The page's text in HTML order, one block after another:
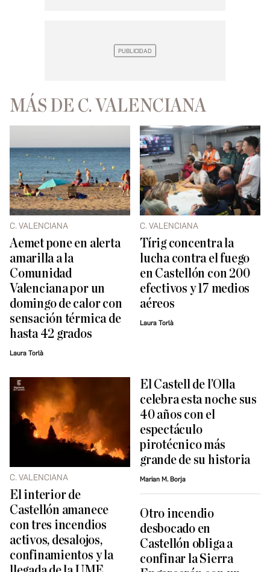
MÁS DE C. VALENCIANA
C. VALENCIANA
Aemet pone en alerta
amarilla a la
Comunidad
Valenciana por un
domingo de calor con
sensación térmica de
hasta 42 grados
Laura Torlà
C. VALENCIANA
Tírig concentra la
lucha contra el fuego
en Castellón con 200
efectivos y 17 medios
aéreos
Laura Torlà
C. VALENCIANA
El interior de
Castellón amanece
con tres incendios
activos, desalojos,
confinamientos y la
El Castell de l’Olla
celebra esta noche sus
40 años con el
espectáculo
pirotécnico más
grande de su historia
Marian M. Borja
Otro incendio
desbocado en
Castellón obliga a
confinar la Sierra